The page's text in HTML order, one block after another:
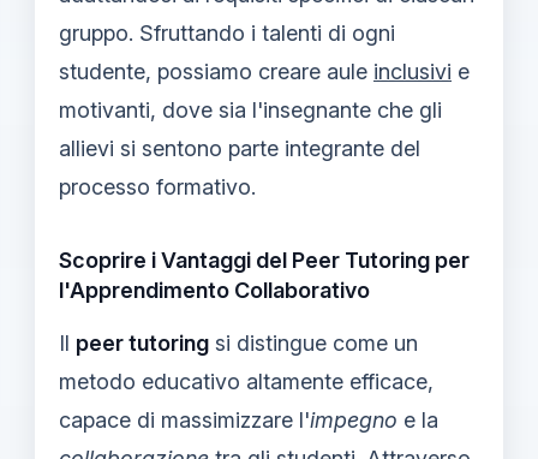
gruppo. Sfruttando i talenti di ogni
studente, possiamo creare aule inclusivi e
motivanti, dove sia l'insegnante che gli
allievi si sentono parte integrante del
processo formativo.
Scoprire i Vantaggi del Peer Tutoring per
l'Apprendimento Collaborativo
Il peer tutoring si distingue come un
metodo educativo altamente efficace,
capace di massimizzare l'impegno e la